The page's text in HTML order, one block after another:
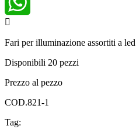
WhatsApp
Fari per illuminazione assortiti a led
Disponibili 20 pezzi
Prezzo al pezzo
COD.821-1
Tag: